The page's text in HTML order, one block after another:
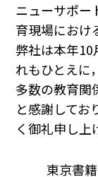
ニューサポ
育現場におけ
弊社は本年10
れもひとえに
多数の教育関
と感謝してお
く御礼申し上
東京書